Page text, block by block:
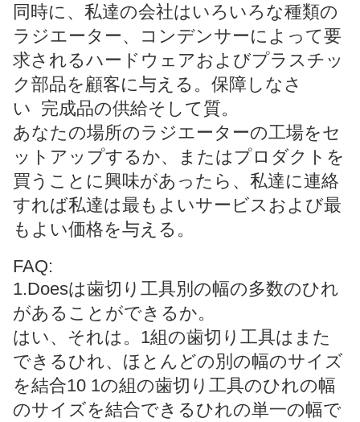
同時に、私達の会社はいろいろな種類の
ラジエーター、コンデンサーによって要
求されるハードウェアおよびプラスチッ
ク部品を顧客に与える。保障しなさ
い 完成品の供給そして質。
あなたの場所のラジエーターの工場をセ
ットアップするか、またはプロダクトを
買うことに興味があったら、私達に連絡
すれば私達は最もよいサービスおよび最
もよい価格を与える。
FAQ:
1.Doesは歯切り工具別の幅の多数のひれ
があることができるか。
はい、それは。1組の歯切り工具はまた
できるひれ、ほとんどの別の幅のサイズ
を結合10 1の組の歯切り工具のひれの幅
のサイズを結合できるひれの単一の幅で